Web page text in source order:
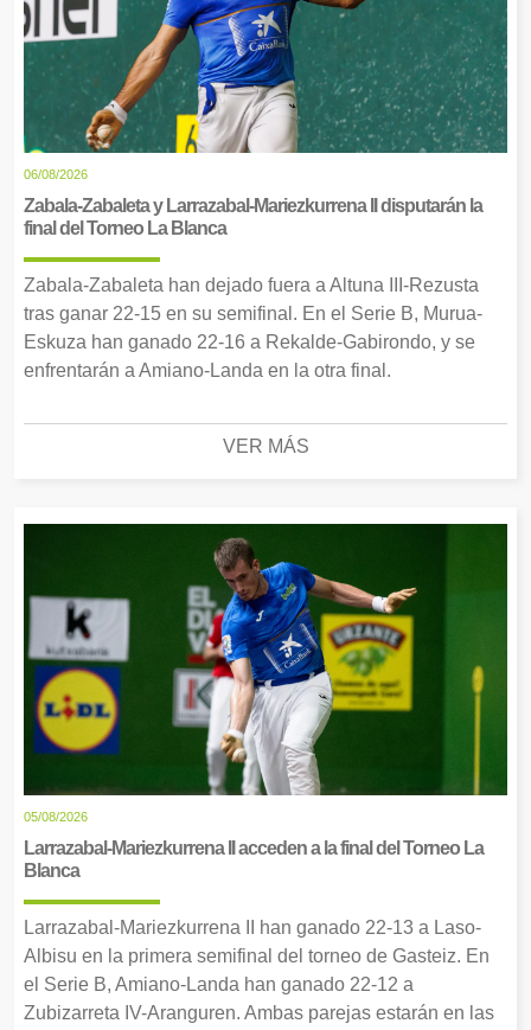
06/08/2026
Zabala-Zabaleta y Larrazabal-Mariezkurrena II disputarán la
final del Torneo La Blanca
Zabala-Zabaleta han dejado fuera a Altuna III-Rezusta
tras ganar 22-15 en su semifinal. En el Serie B, Murua-
Eskuza han ganado 22-16 a Rekalde-Gabirondo, y se
enfrentarán a Amiano-Landa en la otra final.
VER MÁS
05/08/2026
Larrazabal-Mariezkurrena II acceden a la final del Torneo La
Blanca
Larrazabal-Mariezkurrena II han ganado 22-13 a Laso-
Albisu en la primera semifinal del torneo de Gasteiz. En
el Serie B, Amiano-Landa han ganado 22-12 a
Zubizarreta IV-Aranguren. Ambas parejas estarán en las